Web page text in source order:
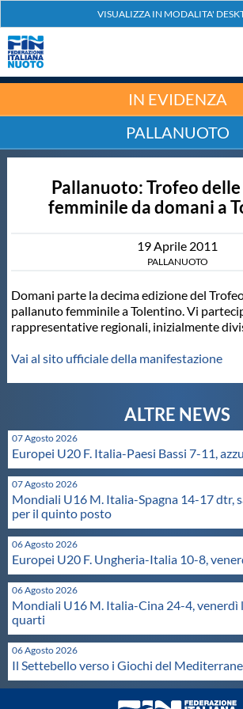
Nuoto
Tuffi
Salvamento
Master
Formazione
GUG
Scuole Nuoto
Propaganda
Centri Federali
Area Legislativa
IN EVIDENZA
PALLANUOTO
Pallanuoto: Trofeo delle
femminile da domani a
19Aprile 2011
PALLANUOTO
Domani parte la decima edizione del
pallanuto femminile a Tolentino. Vi
rappresentative regionali, inizialmente
Vai al sito ufficiale della manifestazione
07 Agosto 2026
Europei U20 F. Italia-Paesi Bassi 7-11,
07 Agosto 2026
Mondiali U16 M. Italia-Spagna 14-17 dtr,
per il quinto posto
06 Agosto 2026
Europei U20 F. Ungheria-Italia 10-8,
06 Agosto 2026
Mondiali U16 M. Italia-Cina 24-4, venerdì
quarti
06 Agosto 2026
Il Settebello verso i Giochi del